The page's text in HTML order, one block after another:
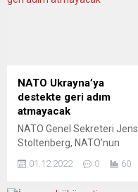
kaçırma planı yaptığı ortaya
eyalette 20 binada 270 polis
ve üç savcı ile yapılan
operasyonda...
NATO Ukrayna’ya
destekte geri adım
atmayacak
NATO Genel Sekreteri Jens
Stoltenberg, NATO’nun
Ukrayna’ya desteğinin
01.12.2022 0 60